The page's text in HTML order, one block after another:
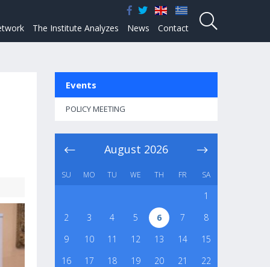
The Institute Analyzes News Contact
Events
POLICY MEETING
August 2026
SU MO TU WE TH FR SA
1
2
3 4 5 6 7
8
9
10 11 12 13 14
15
16
17 18 19 20 21
22